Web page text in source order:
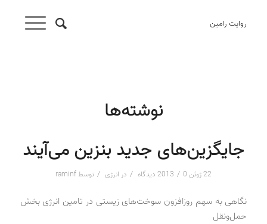
روایت رامین
نوشته‌ها
جایگزین‌های جدید بنزین می‌آیند
22 ژوئن 2013 / 0 دیدگاه / در انرژی / توسط raminf
نگاهی به سهم روزافزون سوخت‌های زیستی در تامین انرژی بخش
حمل‌ونقل